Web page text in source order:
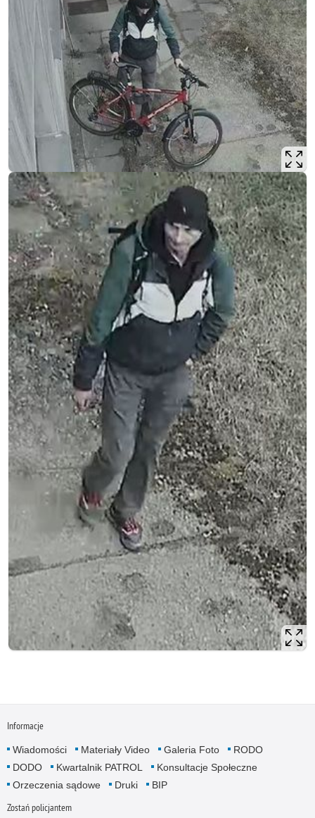
Informacje
Wiadomości Materiały Video Galeria Foto
RODO
DODO
Kwartalnik PATROL
Konsultacje Społeczne
Orzeczenia sądowe
Druki BIP
Zostań policjantem